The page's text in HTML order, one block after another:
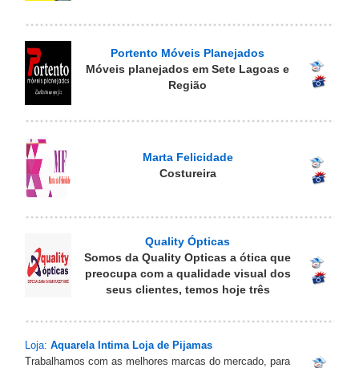
Portento Móveis Planejados
Móveis planejados em Sete Lagoas e
Região
Marta Felicidade
Costureira
Quality Ópticas
Somos da Quality Opticas a ótica que
preocupa com a qualidade visual dos
seus clientes, temos hoje três
Loja: Aquarela Intima Loja de Pijamas
Trabalhamos com as melhores marcas do mercado, para